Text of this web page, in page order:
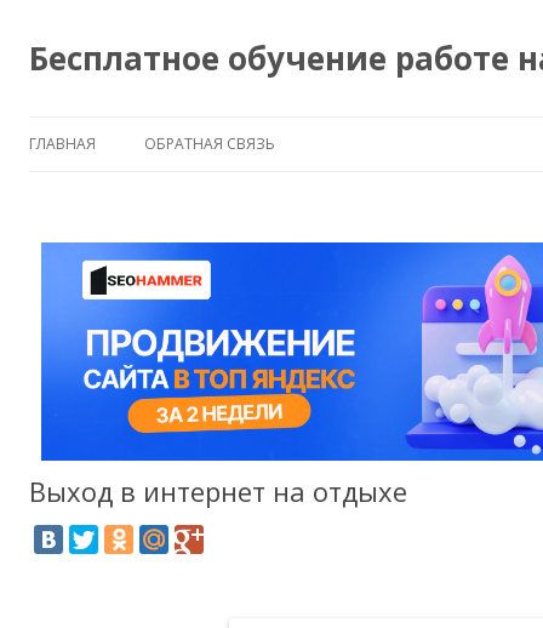
Бесплатное обучение работе
ГЛАВНАЯ ОБРАТНАЯ СВЯЗЬ
Выход в интернет на отдыхе